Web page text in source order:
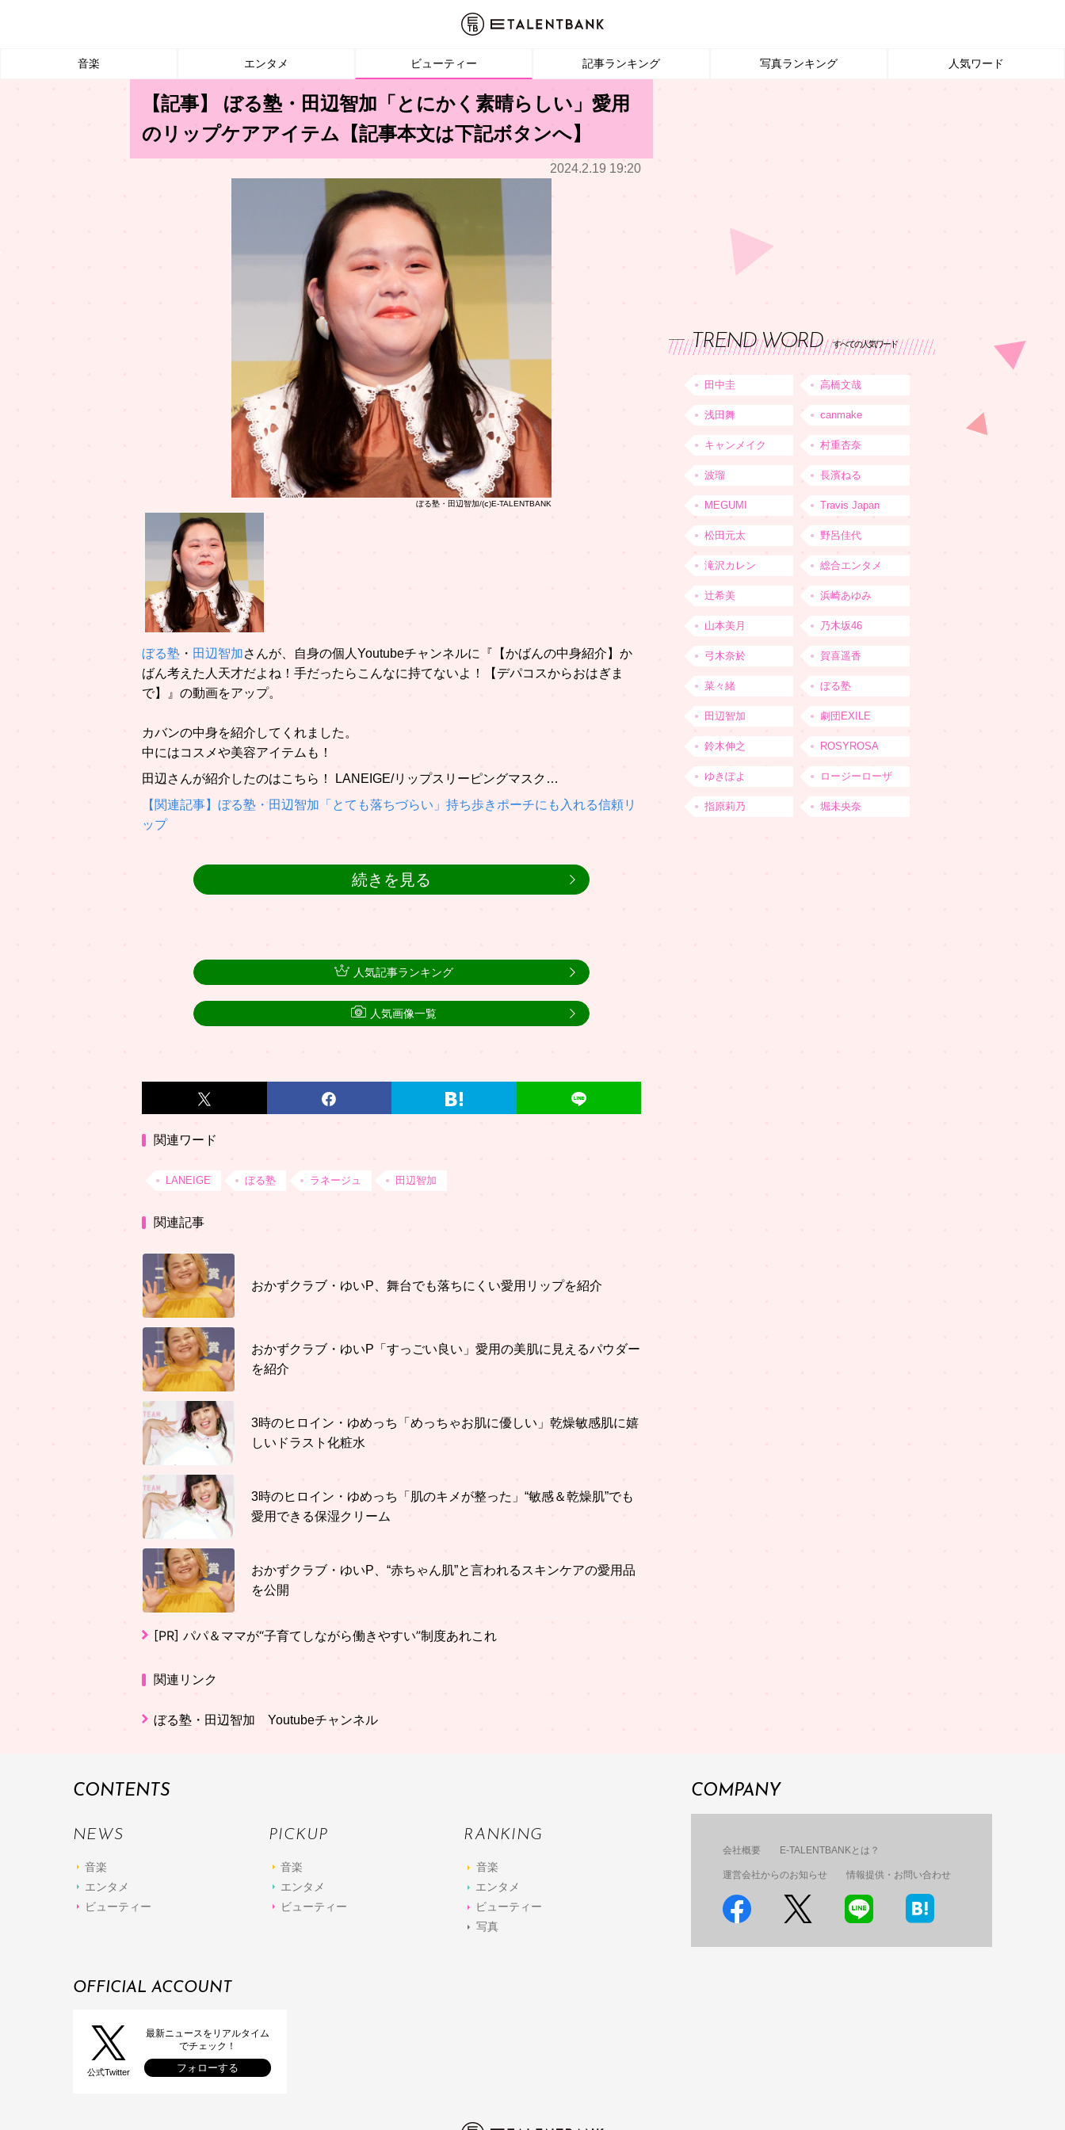
音楽 エンタメ ビューティー 記事ランキング 写真ランキング 人気ワード
【記事】 ぼる塾・田辺智加「とにかく素晴らしい」愛用
のリップケアアイテム【記事本文は下記ボタンへ】
2024.2.19 19:20
ぼる塾・田辺智加/(ⅽ)E-TALENTBANK
ぼる塾 ・ 田辺智加さんが、自身の個人Youtubeチャンネルに『【かばんの中身紹介】か
ばん考えた人天才だよね！手だったらこんなに持てないよ！【デパコスからおはぎま
で】』の動画をアップ。
カバンの中身を紹介してくれました。
中にはコスメや美容アイテムも！
田辺さんが紹介したのはこちら！ LANEIGE/リップスリーピングマスク…
【関連記事】ぼる塾・田辺智加「とても落ちづらい」持ち歩きポーチにも入れる信頼リ
ップ
続きを見る
関連ワード
LANEIGE ぼる塾 ラネージュ 田辺智加
関連記事
おかずクラブ・ゆいP、舞台でも落ちにくい愛用リップを紹介
おかずクラブ・ゆいP「すっごい良い」愛用の美肌に見えるパウダー
を紹介
3時のヒロイン・ゆめっち「めっちゃお肌に優しい」乾燥敏感肌に嬉
しいドラスト化粧水
3時のヒロイン・ゆめっち「肌のキメが整った」“敏感＆乾燥肌”でも
愛用できる保湿クリーム
おかずクラブ・ゆいP、“赤ちゃん肌”と言われるスキンケアの愛用品
を公開
[PR] パパ＆ママが“子育てしながら働きやすい”制度あれこれ
関連リンク
ぼる塾・田辺智加 Youtubeチャンネル
人気記事ランキング
人気画像一覧
TREND WORD すべての人気ワード
田中圭 高橋文哉
浅田舞 canmake
キャンメイク 村重杏奈
波瑠 長濱ねる
MEGUMI Travis Japan
松田元太 野呂佳代
滝沢カレン 総合エンタメ
辻希美 浜崎あゆみ
山本美月 乃木坂46
弓木奈於 賀喜遥香
菜々緒 ぼる塾
田辺智加 劇団EXILE
鈴木伸之 ROSYROSA
ゆきぽよ ロージーローザ
指原莉乃 堀未央奈
CONTENTS
NEWS
音楽
エンタメ
ビューティー
PICKUP
音楽
エンタメ
ビューティー
RANKING
音楽
エンタメ
ビューティー
写真
COMPANY
会社概要 E-TALENTBANKとは？
運営会社からのお知らせ 情報提供・お問い合わせ
OFFICIAL ACCOUNT
公式Twitter
最新ニュースをリアルタイム
でチェック！
フォローする